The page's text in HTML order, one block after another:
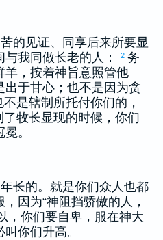
的见证、同享后来所要显
我同做长老的人：
2 务
羊，按着神旨意照管他
于甘心；也不是因为贪
不是辖制所托付你们的，
了牧长显现的时候，你们
。
长的。就是你们众人也都
因为“神阻挡骄傲的人，
，你们要自卑，服在神大
你们升高。